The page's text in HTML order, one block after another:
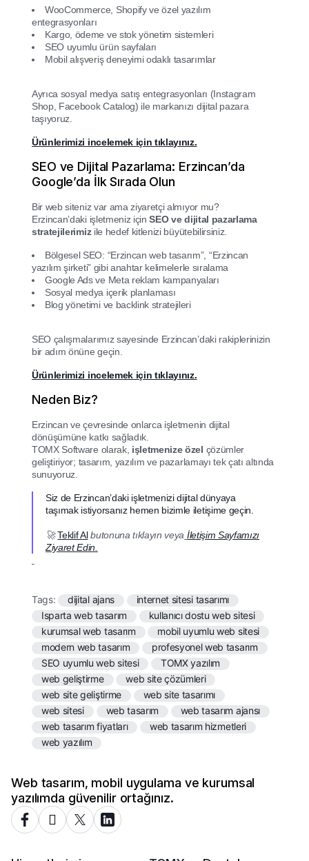
WooCommerce, Shopify ve özel yazılım
entegrasyonları
Kargo, ödeme ve stok yönetim sistemleri
SEO uyumlu ürün sayfaları
Mobil alışveriş deneyimi odaklı tasarımlar
Ayrıca sosyal medya satış entegrasyonları (Instagram
Shop, Facebook Catalog) ile markanızı dijital pazara
taşıyoruz.
Ürünlerimizi incelemek için tıklayınız.
SEO ve Dijital Pazarlama: Erzincan’da
Google’da İlk Sırada Olun
Bir web siteniz var ama ziyaretçi almıyor mu?
Erzincan’daki işletmeniz içinSEO ve dijital pazarlama
stratejilerimizile hedef kitlenizi büyütebilirsiniz.
Bölgesel SEO: “Erzincan web tasarım”, “Erzincan
yazılım şirketi” gibi anahtar kelimelerle sıralama
Google Ads ve Meta reklam kampanyaları
Sosyal medya içerik planlaması
Blog yönetimi ve backlink stratejileri
SEO çalışmalarımız sayesinde Erzincan’daki rakiplerinizin
bir adım önüne geçin.
Ürünlerimizi incelemek için tıklayınız.
Neden Biz?
Erzincan ve çevresinde onlarca işletmenin dijital
dönüşümüne katkı sağladık.
TOMX Software olarak, işletmenize özel çözümler
geliştiriyor; tasarım, yazılım ve pazarlamayı tek çatı altında
sunuyoruz.
Siz de Erzincan’daki işletmenizi dijital dünyaya
taşımak istiyorsanız hemen bizimle iletişime geçin.
🚀Teklif Albutonuna tıklayın veya İletişim Sayfamızı
Ziyaret Edin.
Tags: dijital ajans
internet sitesi tasarımı
Isparta web tasarım
kullanıcı dostu web sitesi
kurumsal web tasarım
mobil uyumlu web sitesi
modern web tasarım
profesyonel web tasarım
SEO uyumlu web sitesi
TOMX yazılım
web geliştirme
web site çözümleri
web site geliştirme
web site tasarımı
web sitesi
web tasarım
web tasarım ajansı
web tasarım fiyatları
web tasarım hizmetleri
web yazılım
Web tasarım, mobil uygulama ve kurumsal
yazılımda güvenilir ortağınız.